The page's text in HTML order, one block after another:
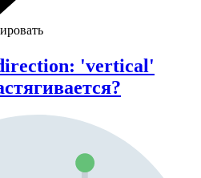
'vertical'